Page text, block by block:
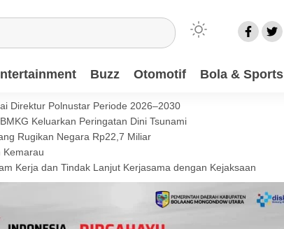
Buzz Otomotif Bola & Sports
Direktur Polnustar Periode 2026–2030
Keluarkan Peringatan Dini Tsunami
Rugikan Negara Rp22,7 Miliar
Kemarau
Kerja dan Tindak Lanjut Kerjasama dengan Kejaksaan